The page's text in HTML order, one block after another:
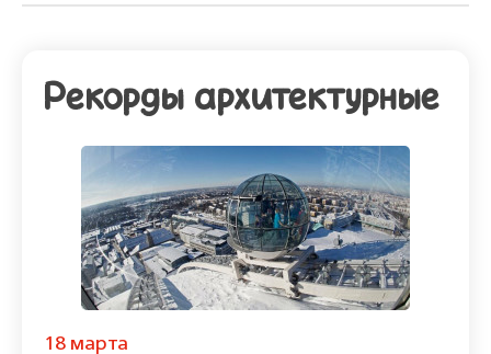
Рекорды архитектурные
18 марта